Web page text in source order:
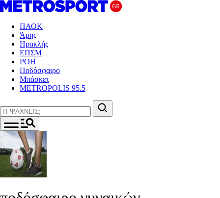
ΠΑΟΚ
Άρης
Ηρακλής
ΕΠΣΜ
ΡΟΗ
Ποδόσφαιρο
Μπάσκετ
METROPOLIS 95.5